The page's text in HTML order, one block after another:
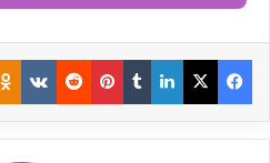
فیس بوک X لینکدین ‫تامبلر ‫پین‌ترست ‫رددیت ‫VKontakte